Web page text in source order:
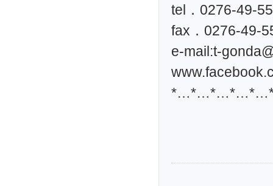
tel．0276-49-
fax．0276-49-
e-mail:t-